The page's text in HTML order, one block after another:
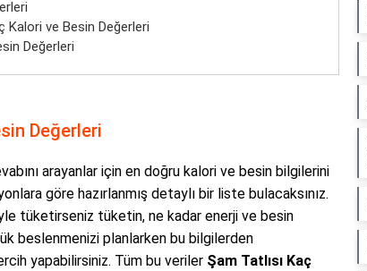
Kalori ve Besin Değerleri
Değerleri
Değerleri
arayanlar için en doğru kalori ve besin bilgilerini
göre hazırlanmış detaylı bir liste bulacaksınız.
tüketirseniz tüketin, ne kadar enerji ve besin
beslenmenizi planlarken bu bilgilerden
yapabilirsiniz. Tüm bu veriler Şam Tatlısı Kaç